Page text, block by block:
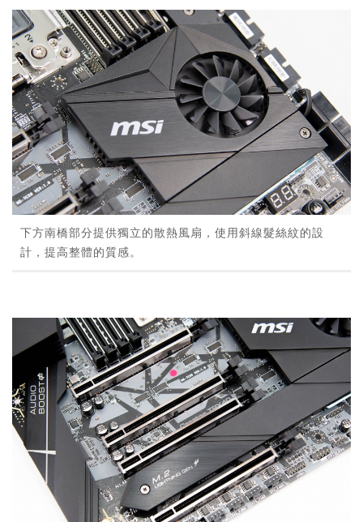
下方南橋部分提供獨立的散熱風扇，使用斜線髮絲紋的設
計，提高整體的質感。